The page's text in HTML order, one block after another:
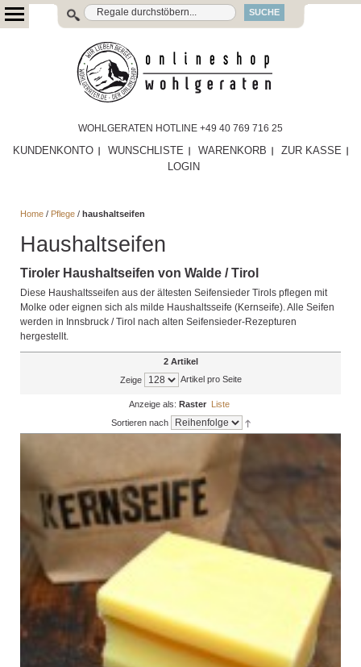
SUCHE
WOHLGERATEN HOTLINE +49 40 769 716 25
KUNDENKONTO WUNSCHLISTE WARENKORB
ZUR KASSE
LOGIN
Home / Pflege / haushaltseifen
Haushaltseifen
Tiroler Haushaltseifen von Walde / Tirol
Diese Haushaltsseifen aus der ältesten Seifensieder Tirols pflegen mit
Molke oder eignen sich als milde Haushaltsseife (Kernseife). Alle Seifen
werden in Innsbruck / Tirol nach alten Seifensieder-Rezepturen
hergestellt.
2 Artikel
Zeige
Artikel pro Seite
Anzeige als: Raster Liste
Sortieren nach